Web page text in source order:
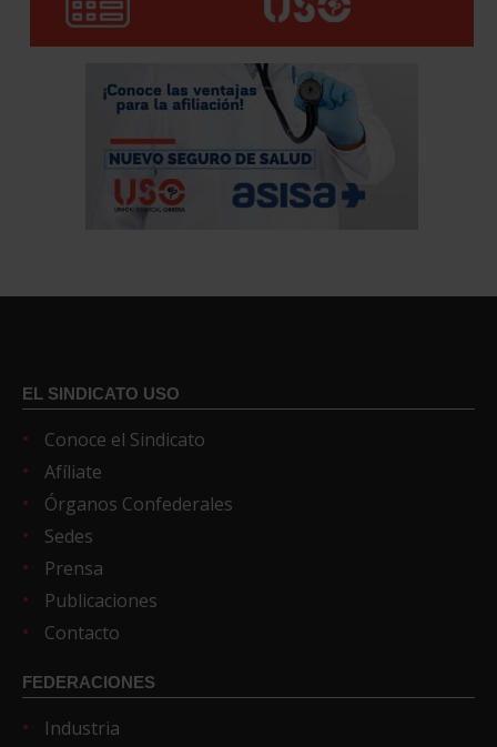
EL SINDICATO USO
Conoce el Sindicato
Afíliate
Órganos Confederales
Sedes
Prensa
Publicaciones
Contacto
FEDERACIONES
Industria